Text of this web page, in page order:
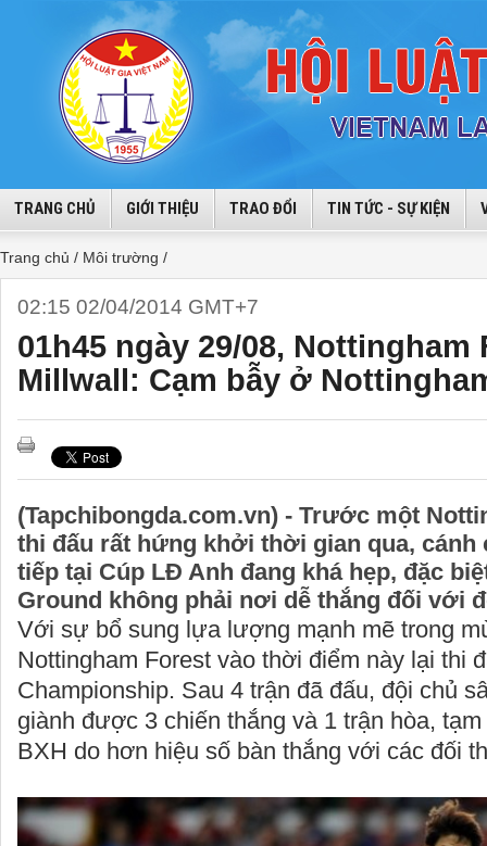
TRANG CHỦ GIỚI THIỆU TRAO ĐỔI TIN TỨC - SỰ KIỆN
Trang chủ / Môi trường /
02:15 02/04/2014 GMT+7
01h45 ngày 29/08, Nottingham
Millwall: Cạm bẫy ở
(Tapchibongda.com.vn) - Trước một
thi đấu rất hứng khởi thời gian qua, cánh
tiếp tại Cúp LĐ Anh đang khá hẹp, đặc
Ground không phải nơi dễ thắng đối với
Với sự bổ sung lựa lượng mạnh mẽ trong
Nottingham Forest vào thời điểm này lại thi
Championship. Sau 4 trận đã đấu, đội chủ
giành được 3 chiến thắng và 1 trận hòa,
BXH do hơn hiệu số bàn thắng với các đối